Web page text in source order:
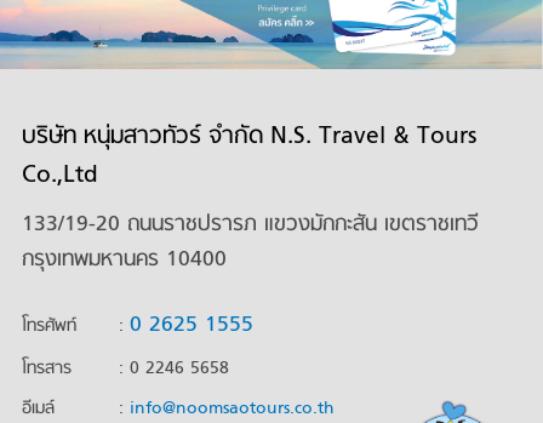
บริษัท หนุ่มสาวทัวร์ จำกัด N.S. Travel & Tours
Co.,Ltd
133/19-20 ถนนราชปรารภ แขวงมักกะสัน เขตราชเทวี
กรุงเทพมหานคร 10400
โทรศัพท์ : 0 2625 1555
โทรสาร
: 0 2246 5658
อีเมล์
: info@noomsaotours.co.th